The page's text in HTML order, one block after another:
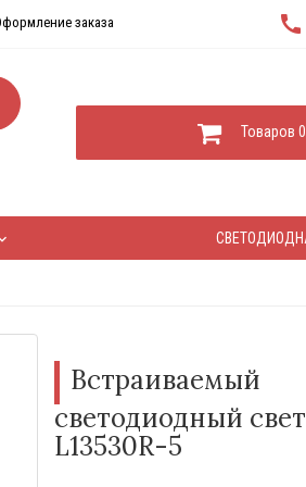
заказа call
Товаров
Встраиваемый
светодиодный
L13530R-5